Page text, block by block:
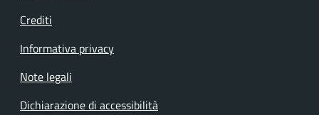
Crediti
Informativa privacy
Note legali
Dichiarazione di accessibilità